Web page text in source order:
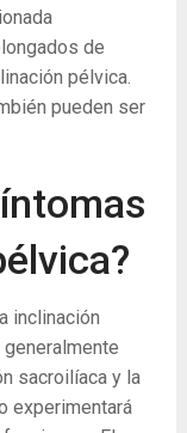
de
pélvica.
pueden ser
inclinación
sacroilíaca y la
experimentará